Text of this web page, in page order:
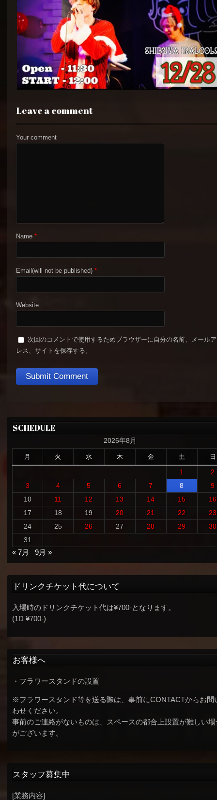
Leave a comment
Your comment
Name *
Email(will not be published) *
Website
次回のコメントで使用するためブラウザーに自分の名前、メール
レス、サイトを保存する。
SCHEDULE
2026年8月
月 火 水 木 金 土 日
1
2
3
4 5 6 7 8
9
10
11 12 13 14 15
16
17
18 19 20 21 22
23
24
25 26 27 28 29
30
31
« 7月
9月 »
ドリンクチケット代について
入場時のドリンクチケット代は¥700-となります。
(1D ¥700-)
お客様へ
・フラワースタンドの設置
※フラワースタンド等を送る際は、事前にCONTACTからお問
わせください。
事前のご連絡がないものは、スペースの都合上設置が難しい場
がございます。
スタッフ募集中
[業務内容]